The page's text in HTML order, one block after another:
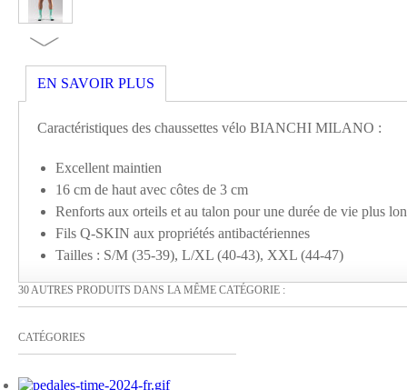
EN SAVOIR PLUS
Caractéristiques des chaussettes vélo BIANCHI MILANO :
Excellent maintien
16 cm de haut avec côtes de 3 cm
Renforts aux orteils et au talon pour une durée de vie plus
Fils Q-SKIN aux propriétés antibactériennes
Tailles : S/M (35-39), L/XL (40-43), XXL (44-47)
30 AUTRES PRODUITS DANS LA MÊME CATÉGORIE :
CATÉGORIES